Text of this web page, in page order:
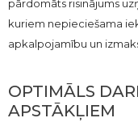
pārdomāts risinājums
kuriem nepieciešama
apkalpojamību un
OPTIMĀLS
APSTĀKĻIEM